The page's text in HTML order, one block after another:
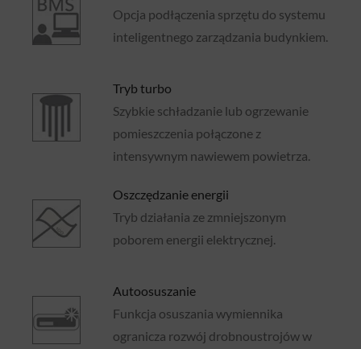
Opcja podłączenia sprzętu do systemu
inteligentnego zarządzania budynkiem.
Tryb turbo
Szybkie schładzanie lub ogrzewanie
pomieszczenia połączone z
intensywnym nawiewem powietrza.
Oszczędzanie energii
Tryb działania ze zmniejszonym
poborem energii elektrycznej.
Autoosuszanie
Funkcja osuszania wymiennika
ogranicza rozwój drobnoustrojów w